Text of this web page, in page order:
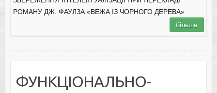
РОМАНУ ДЖ. ФАУЛЗА «ВЕЖА ІЗ ЧОРНОГО ДЕРЕВА»
більше
ФУНКЦІОНАЛЬНО-